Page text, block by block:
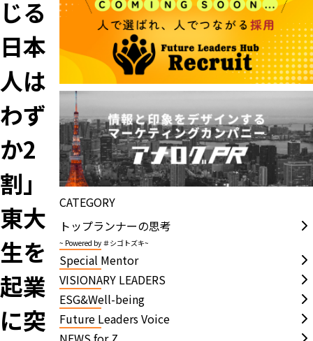
じる
日本
人は
わず
か2
割」
東大
生を
起業
に突
CATEGORY
トップランナーの思考
~ Powered by ＃シゴトズキ~
Special Mentor
VISIONARY LEADERS
ESG&Well-being
Future Leaders Voice